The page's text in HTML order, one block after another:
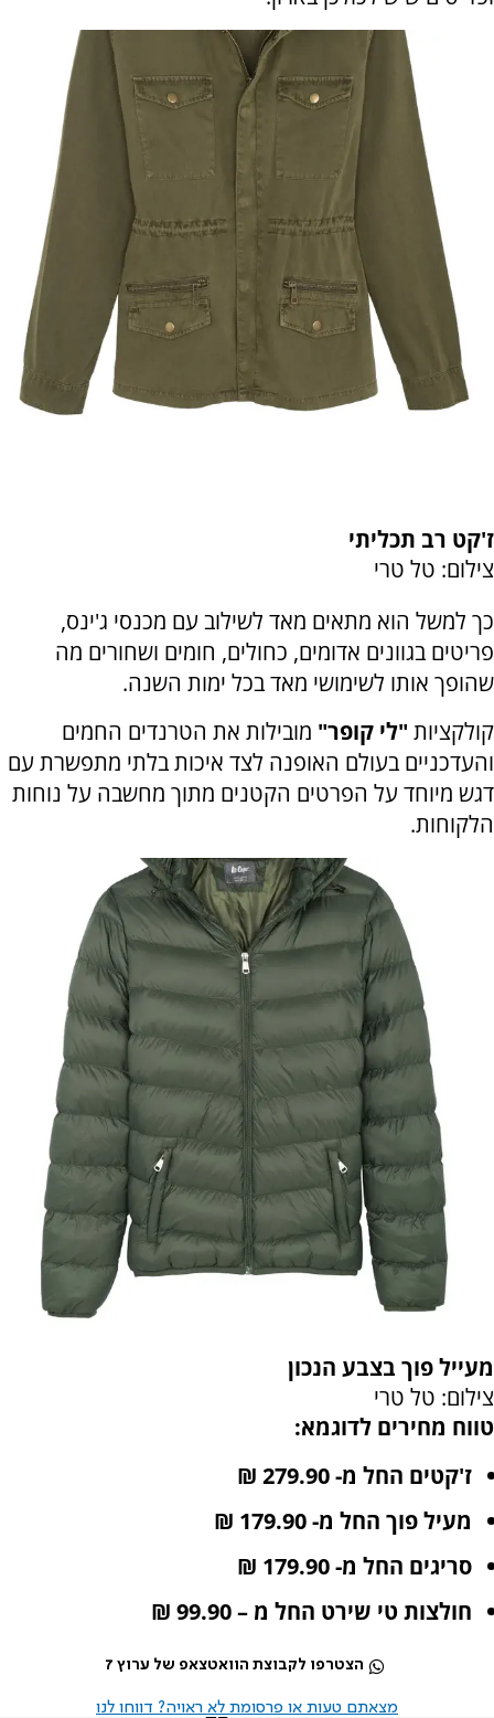
ז'קט רב תכליתי
צילום: טל טרי
כך למשל הוא מתאים מאד לשילוב עם מכנסי ג'ינס,
פריטים בגוונים אדומים, כחולים, חומים ושחורים מה
שהופך אותו לשימושי מאד בכל ימות השנה.
קולקציות"לי קופר" מובילות את הטרנדים החמים
והעדכניים בעולם האופנה לצד איכות בלתי מתפשרת עם
דגש מיוחד על הפרטים הקטנים מתוך מחשבה על נוחות
הלקוחות.
מעייל פוך בצבע הנכון
צילום: טל טרי
טווח מחירים לדוגמא:
ז'קטים החל מ- 279.90 ₪
מעיל פוך החל מ- 179.90 ₪
סריגים החל מ- 179.90 ₪
חולצות טי שירט החל מ – 99.90 ₪
הצטרפו לקבוצת הוואטצאפ של ערוץ 7
מצאתם טעות או פרסומת לא ראויה? דווחו לנו